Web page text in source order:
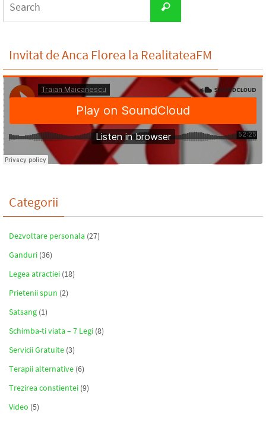
Search
Invitat de Anca Florea la RealitateaFM
Categorii
Dezvoltare personala (27)
Ganduri (36)
Legea atractiei (18)
Prietenii spun (2)
Satsang (1)
Schimba-ti viata – 7 Legi (8)
Servicii Gratuite (3)
Terapii alternative (6)
Trezirea constientei (9)
Video (5)